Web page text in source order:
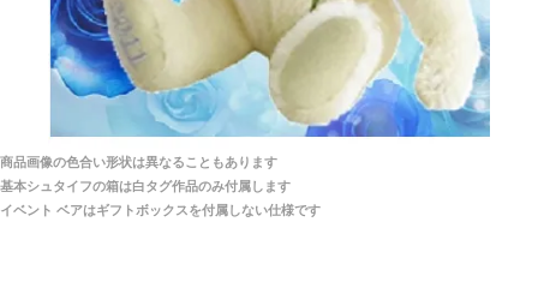
商品は直接海外から届くのですか。受取の際、関税な
どはかかりますか？
商品は全て当店へ入荷させたのち欠品を行いお客様
関税はすべて当店にて処理しますのでお客様のご負担
は一切ありません。
「送られる際にメールなどで届けて頂きとても
安心感がありました」
大阪府 Y・W 様 （男性）
「取り扱っているNetショップで一番信用出来
商品画像の色合い形状は異なることもあります
基本シュタイフの箱は白タグ作品のみ付属します
イベント ベアはギフトボックスを付属しない仕様です